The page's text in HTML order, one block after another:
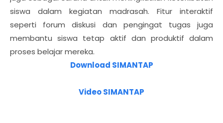
siswa dalam kegiatan madrasah. Fitur interaktif
seperti forum diskusi dan pengingat tugas juga
membantu siswa tetap aktif dan produktif dalam
proses belajar mereka.
Download SIMANTAP
Video SIMANTAP